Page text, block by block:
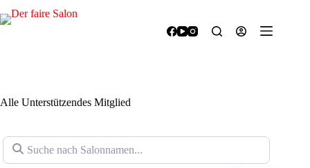
Inhalt
Alle Unterstützendes Mitglied
Suche nach Salonnamen…